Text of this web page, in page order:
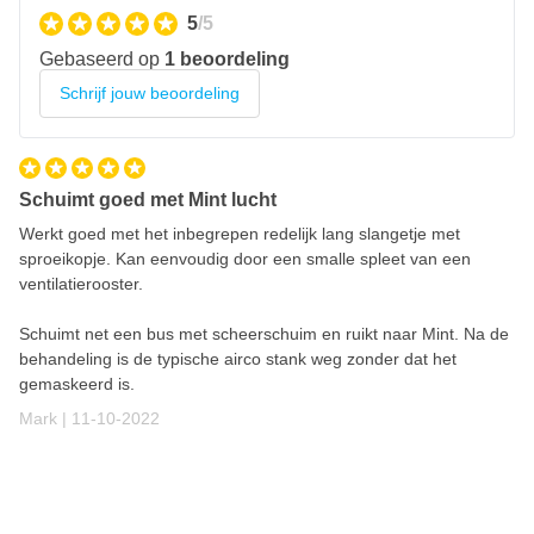
5/5
Gebaseerd op 1 beoordeling
Schrijf jouw beoordeling
Schuimt goed met Mint lucht
Werkt goed met het inbegrepen redelijk lang slangetje met
sproeikopje. Kan eenvoudig door een smalle spleet van een
ventilatierooster.
Schuimt net een bus met scheerschuim en ruikt naar Mint. Na de
behandeling is de typische airco stank weg zonder dat het
gemaskeerd is.
Mark | 11 oktober 2022
11-10-2022